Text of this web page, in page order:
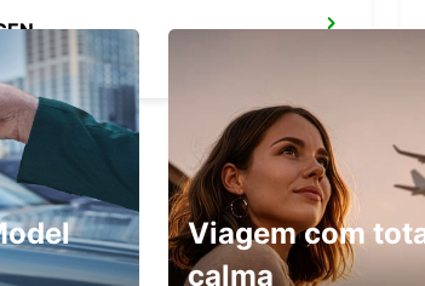
- GERMANY
Viagem com
calma